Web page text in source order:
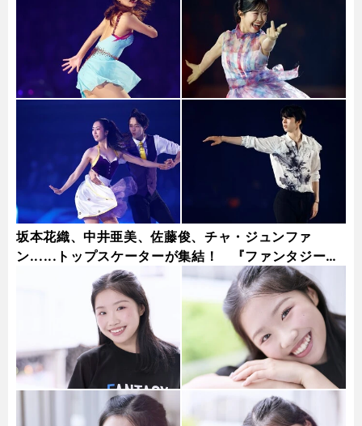
坂本花織、中井亜美、佐藤俊、チャ・ジュンファ
ン......トップスケーターが集結！ 『ファンタジー・
オン・アイス2026』フォトギャラリー